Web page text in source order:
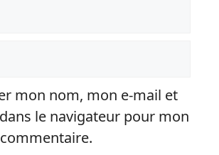
mon nom, mon e-mail et
le navigateur pour mon